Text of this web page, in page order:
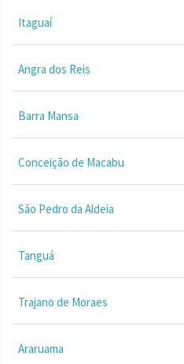
Itaguaí
Angra dos Reis
Barra Mansa
Conceição de Macabu
São Pedro da Aldeia
Tanguá
Trajano de Moraes
Araruama